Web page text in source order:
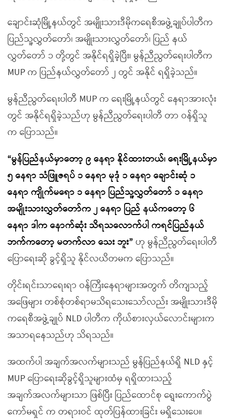
ချောင်းဆုံမြို့နယ်တွင် အမျိုးသားဒီမိုကရေစီအဖွဲ့ချုပ်ပါတီက
ပြည်သူ့လွှတ်တော်၊ အမျိုးသားလွှတ်တော်၊ ပြည် နယ်
လွှတ်တော် ၁ တို့တွင် အနိုင်ရရှိခဲ့ပြီး၊ မွန်ညီညွတ်ရေးပါတီက
MUP က ပြည်နယ်လွှတ်တော် ၂ တွင် အနိုင် ရရှိခဲ့သည်။
မွန်ညီညွတ်ရေးပါတီ MUP က ရေးမြို့နယ်တွင် နေရာအားလုံး
တွင် အနိုင်ရရှိခဲ့သည်ဟု မွန်ညီညွတ်ရေးပါတီ တာ ဝန်ရှိသူ
က ပြောသည်။
“မွန်ပြည်နယ်မှာတော့ ၉ နေရာ နိုင်ထားတယ်၊ ရေးမြို့နယ်မှာ
၅ နေရာ သံဖြူဇရပ် ၁ နေရာ မုဒုံ ၁ နေရာ ချောင်းဆုံ ၁
နေရာ ကျိုက်မရော ၁ နေရာ ပြည်သူ့လွှတ်တော် ၁ နေရာ
အမျိုးသားလွှတ်တော်က ၂ နေရာ ပြည် နယ်ကတော့ ၆
နေရာ ဒါက နောက်ဆုံး သိရသလောက်ပါ ကရင်ပြည်နယ်
ဘက်ကတော့ မတက်လာ သေး ဘူး” ဟု မွန်ညီညွတ်ရေးပါတီ
ပြောရေးဆို ခွင့်ရှိသူ နိုင်လယိတမက ပြောသည်။
တိုင်းရင်းသာရေးရာ ဝန်ကြီးနေရာများအတွက် တိကျသည့်
အဖြေများ တစ်စုံတစ်ရာမသိရသေးသော်လည်း အမျိုးသားဒီမို
ကရေစီအဖွဲ့ချုပ် NLD ပါတီက ကိုယ်စားလှယ်လောင်းများက
အသာရနေသည်ဟု သိရသည်။
အထက်ပါ အချက်အလက်များသည် မွန်ပြည်နယ်ရှိ NLD နှင့်
MUP ပြောရေးဆိုခွင့်ရှိသူများထံမှ ရရှိထားသည့်
အချက်အလက်များသာ ဖြစ်ပြီး ပြည်ထောင်စု ရွေးကောက်ပွဲ
ကော်မရှင် က တရားဝင် ထုတ်ပြန်ထားခြင်း မရှိသေးပေ။